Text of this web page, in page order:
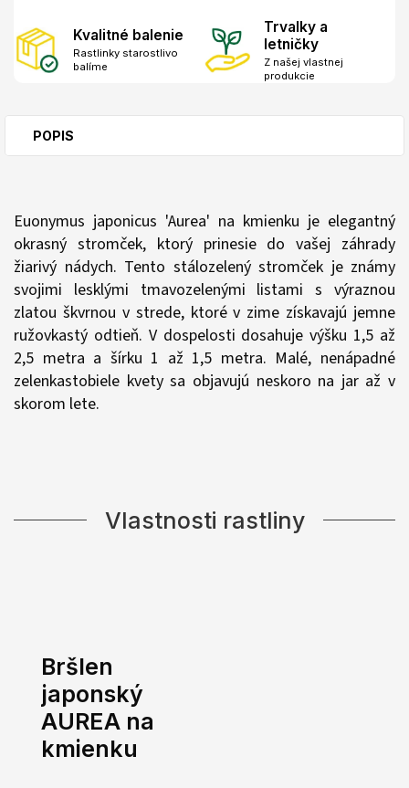
Kvalitné balenie
Rastlinky starostlivo
balíme
Trvalky a
letničky
Z našej vlastnej
produkcie
POPIS
Euonymus japonicus 'Aurea' na kmienku je elegantný
okrasný stromček, ktorý prinesie do vašej záhrady
žiarivý nádych. Tento stálozelený stromček je známy
svojimi lesklými tmavozelenými listami s výraznou
zlatou škvrnou v strede, ktoré v zime získavajú jemne
ružovkastý odtieň. V dospelosti dosahuje výšku 1,5 až
2,5 metra a šírku 1 až 1,5 metra. Malé, nenápadné
zelenkastobiele kvety sa objavujú neskoro na jar až v
skorom lete.
Vlastnosti rastliny
Bršlen
japonský
AUREA na
kmienku